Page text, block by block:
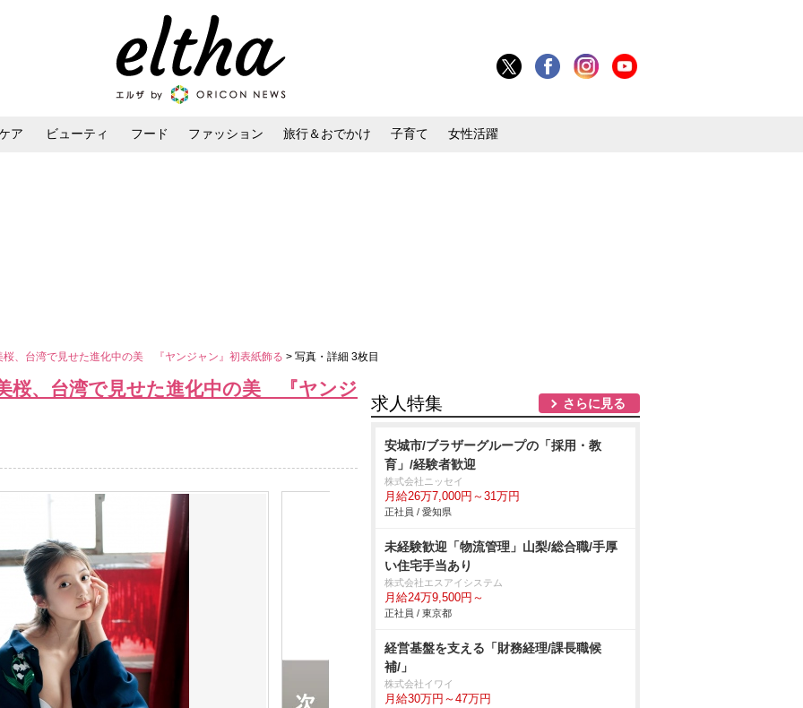
ア ビューティ フード ファッション 旅行＆おでかけ 子育て 女性活躍
桜、台湾で見せた進化中の美 『ヤンジャン』初表紙飾る > 写真・詳細 3枚目
桜、台湾で見せた進化中の美 『ヤンジ
求人特集 さらに見る
安城市/ブラザーグループの「採用・教
育」/経験者歓迎
株式会社ニッセイ
月給26万7,000円～31万円
正社員 / 愛知県
未経験歓迎「物流管理」山梨/総合職/手厚
い住宅手当あり
株式会社エスアイシステム
月給24万9,500円～
正社員 / 東京都
経営基盤を支える「財務経理/課長職候
補/」
株式会社イワイ
月給30万円～47万円